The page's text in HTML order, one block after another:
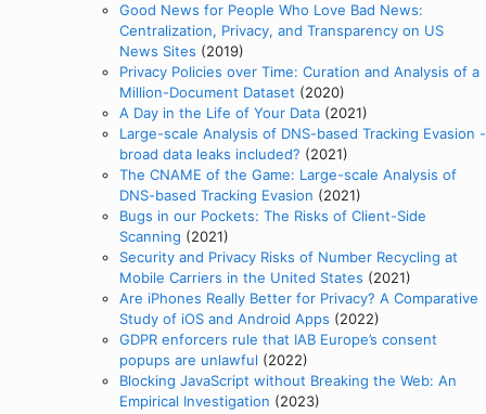
Good News for People Who Love Bad News:
Centralization, Privacy, and Transparency on US
News Sites (2019)
Privacy Policies over Time: Curation and Analysis of a
Million-Document Dataset (2020)
A Day in the Life of Your Data (2021)
Large-scale Analysis of DNS-based Tracking Evasion -
broad data leaks included? (2021)
The CNAME of the Game: Large-scale Analysis of
DNS-based Tracking Evasion (2021)
Bugs in our Pockets: The Risks of Client-Side
Scanning (2021)
Security and Privacy Risks of Number Recycling at
Mobile Carriers in the United States (2021)
Are iPhones Really Better for Privacy? A Comparative
Study of iOS and Android Apps (2022)
GDPR enforcers rule that IAB Europe’s consent
popups are unlawful (2022)
Blocking JavaScript without Breaking the Web: An
Empirical Investigation (2023)